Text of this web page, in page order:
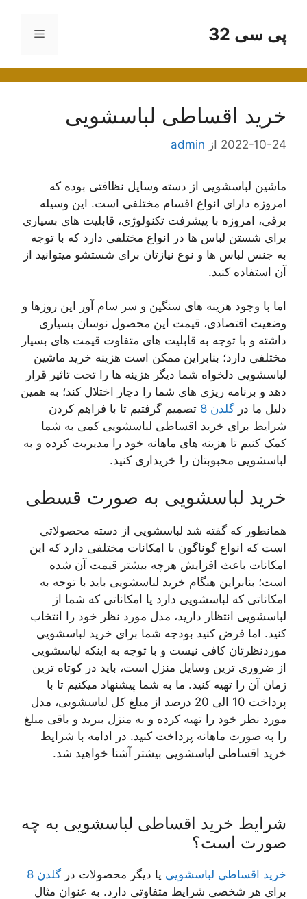
محتواپی سی 32 فهرست
خرید اقساطی لباسشویی
2022-10-24 از admin
ماشین لباسشویی از دسته وسایل نظافتی بوده که
امروزه دارای انواع اقسام مختلفی است. این وسیله
برقی، امروزه با پیشرفت تکنولوژی، قابلیت های بسیاری
برای شستن لباس ها در انواع مختلفی دارد که با توجه
به جنس لباس ها و نوع نیازتان برای شستشو میتوانید از
آن استفاده کنید.
اما با وجود هزینه های سنگین و سر سام آور این روزها و
وضعیت اقتصادی، قیمت این محصول نوسان بسیاری
داشته و با توجه به قابلیت های متفاوت قیمت های بسیار
مختلفی دارد؛ بنابراین ممکن است هزینه خرید ماشین
لباسشویی دلخواه شما دیگر هزینه ها را تحت تاثیر قرار
دهد و برنامه ریزی های شما را دچار اختلال کند؛ به همین
دلیل ما در گلدن 8
تصمیم گرفتیم تا با فراهم کردن
شرایط برای خرید اقساطی لباسشویی کمی به شما
کمک کنیم تا هزینه های ماهانه خود را مدیریت کرده و به
لباسشویی محبوبتان را خریداری کنید.
خرید لباسشویی به صورت قسطی
همانطور که گفته شد لباسشویی از دسته محصولاتی
است که انواع گوناگون با امکانات مختلفی دارد که این
امکانات باعث افزایش هرچه بیشتر قیمت آن شده
است؛ بنابراین هنگام خرید لباسشویی باید با توجه به
امکاناتی که لباسشویی دارد یا امکاناتی که شما از
لباسشویی انتظار دارید، مدل مورد نظر خود را انتخاب
کنید. اما فرض کنید بودجه شما برای خرید لباسشویی
موردنظرتان کافی نیست و با توجه به اینکه لباسشویی
از ضروری ترین وسایل منزل است، باید در کوتاه ترین
زمان آن را تهیه کنید. ما به شما پیشنهاد میکنیم تا با
پرداخت 10 الی 20 درصد از مبلغ کل لباسشویی، مدل
مورد نظر خود را تهیه کرده و به منزل ببرید و باقی مبلغ
را به صورت ماهانه پرداخت کنید. در ادامه با شرایط
خرید اقساطی لباسشویی بیشتر آشنا خواهید شد.
شرایط خرید اقساطی لباسشویی به چه
صورت است؟
خرید اقساطی لباسشویی یا دیگر محصولات در گلدن 8
برای هر شخصی شرایط متفاوتی دارد. به عنوان مثال